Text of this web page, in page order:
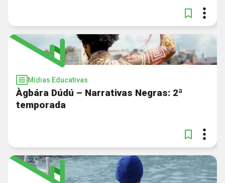
Mídias Educativas
Àgbára Dúdú – Narrativas Negras: 2ª
temporada